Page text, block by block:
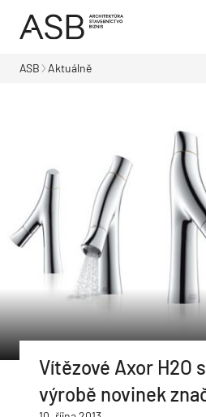
ASB Aktuálně
Vítězové Axor H2O
výrobě novinek